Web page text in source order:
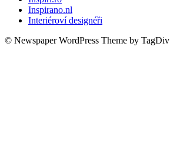
Inspirano.nl
Interiéroví designéři
© Newspaper WordPress Theme by TagDiv